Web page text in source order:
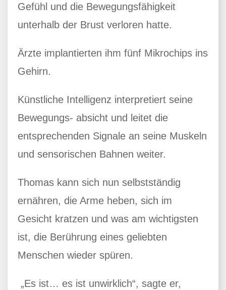
Gefühl und die Bewegungsfähigkeit
unterhalb der Brust verloren hatte.
Ärzte implantierten ihm fünf Mikrochips ins
Gehirn.
Künstliche Intelligenz interpretiert seine
Bewegungs- absicht und leitet die
entsprechenden Signale an seine Muskeln
und sensorischen Bahnen weiter.
Thomas kann sich nun selbstständig
ernähren, die Arme heben, sich im
Gesicht kratzen und was am wichtigsten
ist, die Berührung eines geliebten
Menschen wieder spüren.
„Es ist… es ist unwirklich“, sagte er,